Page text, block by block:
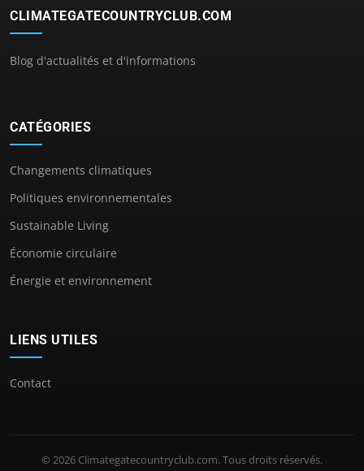
CLIMATEGATECOUNTRYCLUB.COM
Blog d'actualités et d'informations
CATÉGORIES
Changements climatiques
Politiques environnementales
Sustainable Living
Économie circulaire
Énergie et environnement
LIENS UTILES
Contact
© 2026 Climategatecountryclub.com. Tous droits réservés.